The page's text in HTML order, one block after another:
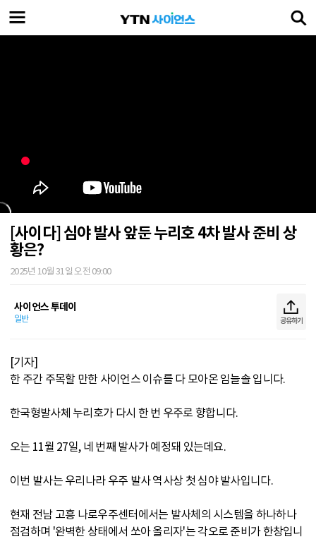
[사이다] 심야 발사 앞둔 누리호 4차 발사 준비 상
황은?
2025년 10월 31일 오전 09:00
사이언스 투데이
일반 공유하기
[기자]
한 주간 주목할 만한 사이언스 이슈를 다 모아온 임늘솔 입니다.
한국형발사체 누리호가 다시 한 번 우주로 향합니다.
오는 11월 27일, 네 번째 발사가 예정돼 있는데요.
이번 발사는 우리나라 우주 발사 역사상 첫 심야 발사입니다.
현재 전남 고흥 나로우주센터에서는 발사체의 시스템을 하나하나
점검하며 '완벽한 상태에서 쏘아 올리자'는 각오로 준비가 한창입니